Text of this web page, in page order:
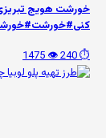
خورشت هویج
⏱️ 240
👁️ 1475